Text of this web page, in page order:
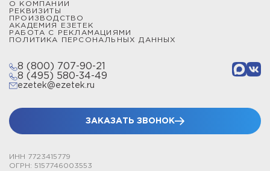
О КОМПАНИИ
РЕКВИЗИТЫ
ПРОИЗВОДСТВО
АКАДЕМИЯ ЕЗЕТЕК
РАБОТА С РЕКЛАМАЦИЯМИ
ПОЛИТИКА ПЕРСОНАЛЬНЫХ ДАННЫХ
8 (800) 707-90-21
8 (495) 580-34-49
ezetek@ezetek.ru
ЗАКАЗАТЬ ЗВОНОК
ИНН 7723415779
ОГРН: 5157746003553